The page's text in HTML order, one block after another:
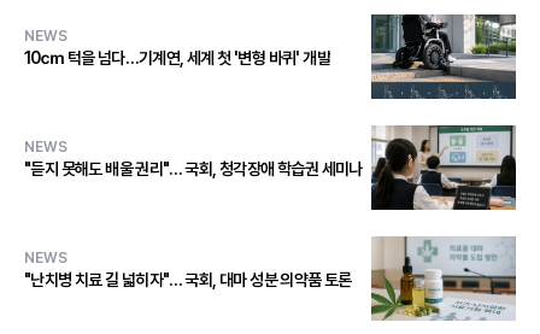
NEWS
10㎝ 턱을 넘다…기계연, 세계 첫 '변형 바퀴' 개발
NEWS
"듣지 못해도 배울 권리"… 국회, 청각장애 학습권 세미나
NEWS
"난치병 치료 길 넓히자"… 국회, 대마 성분 의약품 토론